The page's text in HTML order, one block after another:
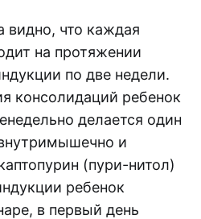
видно, что каждая
на протяжении
по две недели.
консолидаций ребенок
делается один
и
(пури-нитол)
ребенок
в первый день